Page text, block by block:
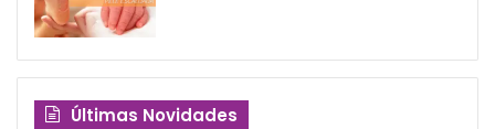
Últimas Novidades